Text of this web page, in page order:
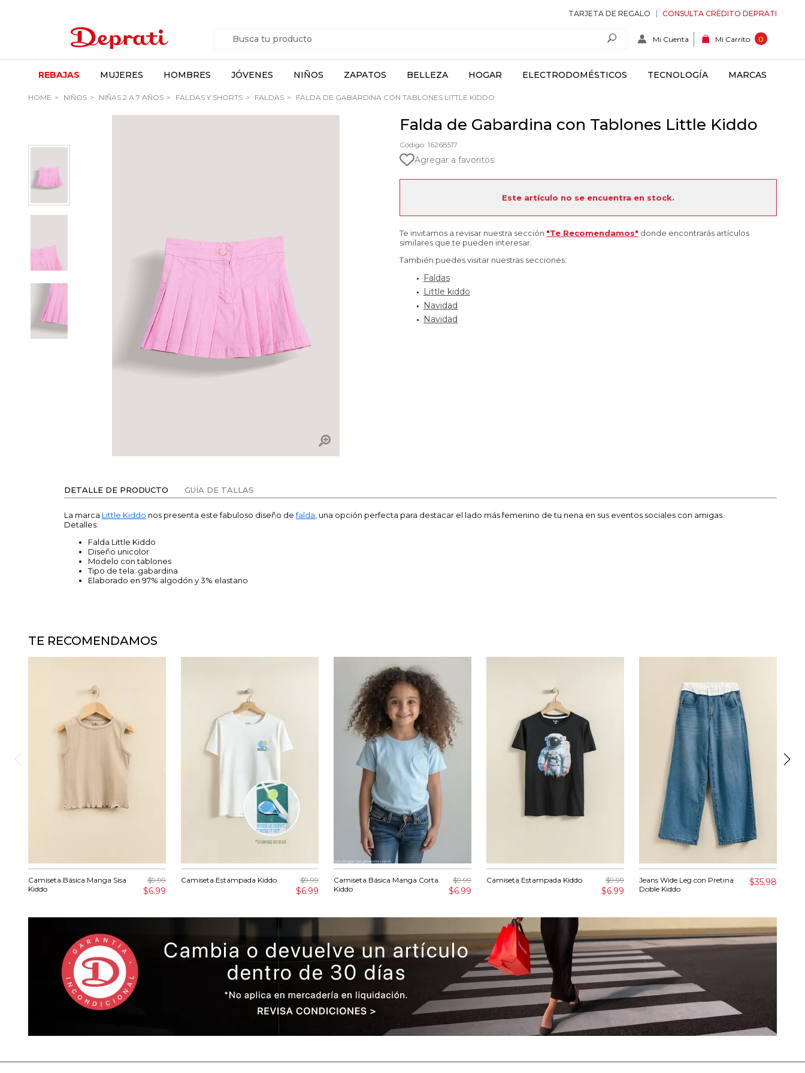
TARJETA DE REGALO CONSULTA CRÉDITO DEPRATI
Mi Cuenta Mi Carrito 0
REBAJAS MUJERES HOMBRES JÓVENES NIÑOS ZAPATOS BELLEZA HOGAR ELECTRODOMÉSTICOS TECNOLOGÍA MARCAS
HOME NIÑOS NIÑAS 2 A 7 AÑOS FALDAS Y SHORTS FALDAS FALDA DE GABARDINA CON TABLONES LITTLE KIDDO
Falda de Gabardina con Tablones Little Kiddo
Código: 16268517
Agregar a favoritos
Este artículo no se encuentra en stock.
Te invitamos a revisar nuestra sección "Te Recomendamos" donde encontrarás artículos
similares que te pueden interesar.
También puedes visitar nuestras secciones:
Faldas
Little kiddo
Navidad
Navidad
DETALLE DE PRODUCTO GUÍA DE TALLAS
La marca Little Kiddo nos presenta este fabuloso diseño defalda , una opción perfecta para destacar el lado más femenino de tu nena en sus eventos sociales con amigas.
Detalles:
Falda Little Kiddo
Diseño unicolor
Modelo con tablones
Tipo de tela: gabardina
Elaborado en 97% algodón y 3% elastano
TE RECOMENDAMOS
Camiseta Básica Manga Sisa
Kiddo
$9.99
$6.99
Camiseta Estampada Kiddo $9.99
$6.99
Camiseta Básica Manga Corta
Kiddo
$9.99
$6.99
Camiseta Estampada Kiddo $9.99
$6.99
Jeans Wide Leg con Pretina
Doble Kiddo
$35.98